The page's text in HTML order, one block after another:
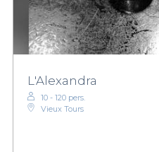
L'Alexandra
10 - 120 pers.
Vieux Tours